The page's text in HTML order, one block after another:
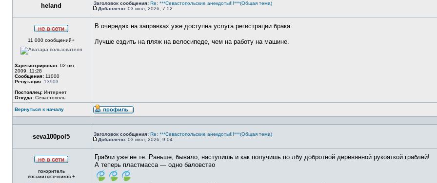
heland Заголовок сообщения: Re: ***Севастопольские анекдоты!!!***(Общая тема)
Сообщение
Добавлено: 03 июл, 2026, 7:52
в
11 000 сообщений+
Зарегистрирован: 02 окт,
2009, 11:28
Сообщения: 11000
Репутация: 13903
Постоялец: Интернет
Откуда: Севастополь
В очередях на заправках уже доступна услуга регистрации брака
Лучше ездить на пляж на велосипеде, чем на работу на машине.
Вернуться к началу
Профиль
seva100pol5 Заголовок сообщения: Re: ***Севастопольские анекдоты!!!***(Общая тема)
Сообщение
Добавлено: 03 июл, 2026, 9:04
сети
покоритель
восьмитысячников +
Грабли уже не те. Раньше, бывало, наступишь и как получишь по лбу добротной деревянной рукояткой граблей!
А теперь пластмасса — одно баловство